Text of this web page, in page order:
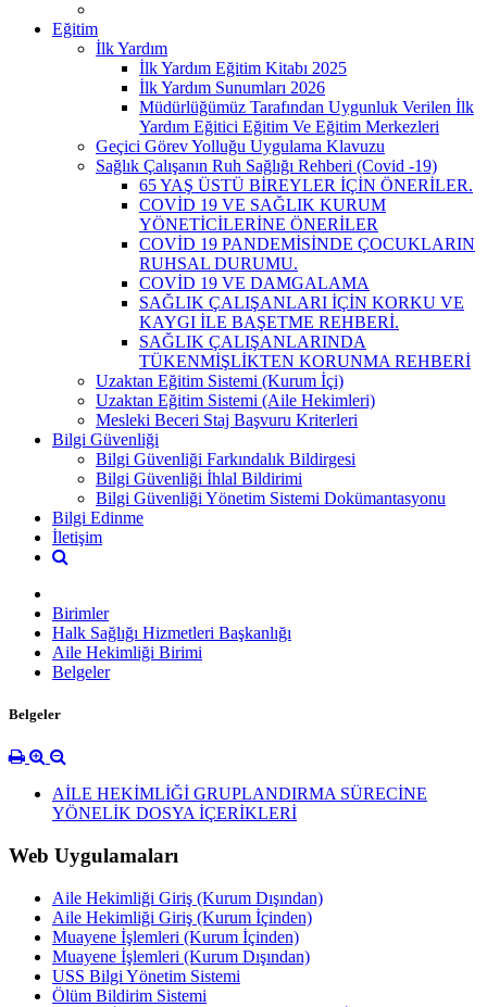
Eğitim
İlk Yardım
İlk Yardım Eğitim Kitabı 2025
İlk Yardım Sunumları 2026
Müdürlüğümüz Tarafından Uygunluk Verilen İlk
Yardım Eğitici Eğitim Ve Eğitim Merkezleri
Geçici Görev Yolluğu Uygulama Klavuzu
Sağlık Çalışanın Ruh Sağlığı Rehberi (Covid -19)
65 YAŞ ÜSTÜ BİREYLER İÇİN ÖNERİLER.
COVİD 19 VE SAĞLIK KURUM
YÖNETİCİLERİNE ÖNERİLER
COVİD 19 PANDEMİSİNDE ÇOCUKLARIN
RUHSAL DURUMU.
COVİD 19 VE DAMGALAMA
SAĞLIK ÇALIŞANLARI İÇİN KORKU VE
KAYGI İLE BAŞETME REHBERİ.
SAĞLIK ÇALIŞANLARINDA
TÜKENMİŞLİKTEN KORUNMA REHBERİ
Uzaktan Eğitim Sistemi (Kurum İçi)
Uzaktan Eğitim Sistemi (Aile Hekimleri)
Mesleki Beceri Staj Başvuru Kriterleri
Bilgi Güvenliği
Bilgi Güvenliği Farkındalık Bildirgesi
Bilgi Güvenliği İhlal Bildirimi
Bilgi Güvenliği Yönetim Sistemi Dokümantasyonu
Bilgi Edinme
İletişim
Birimler
Halk Sağlığı Hizmetleri Başkanlığı
Aile Hekimliği Birimi
Belgeler
Belgeler
AİLE HEKİMLİĞİ GRUPLANDIRMA SÜRECİNE
YÖNELİK DOSYA İÇERİKLERİ
Web Uygulamaları
Aile Hekimliği Giriş (Kurum Dışından)
Aile Hekimliği Giriş (Kurum İçinden)
Muayene İşlemleri (Kurum İçinden)
Muayene İşlemleri (Kurum Dışından)
USS Bilgi Yönetim Sistemi
Ölüm Bildirim Sistemi